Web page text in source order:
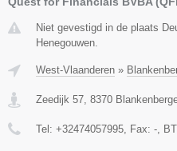
Niet gevestigd in de plaats
Henegouwen.
West-Vlaanderen »
Zeedijk 57, 8370
Tel: +32474057995, Fax: -,